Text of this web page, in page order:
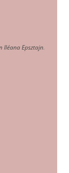
Iléana Epsztajn.